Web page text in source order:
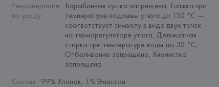
Рекомендация
по уходу:
Барабанная сушка запрещена, Глажка при
температуре подошвы утюга до 150 °C —
соответствует символу в виде двух точек
на терморегуляторе утюга, Деликатная
стирка при температуре воды до 30 °C,
Отбеливание запрещено, Химчистка
запрещена
Состав: 99% Хлопок, 1% Эластан